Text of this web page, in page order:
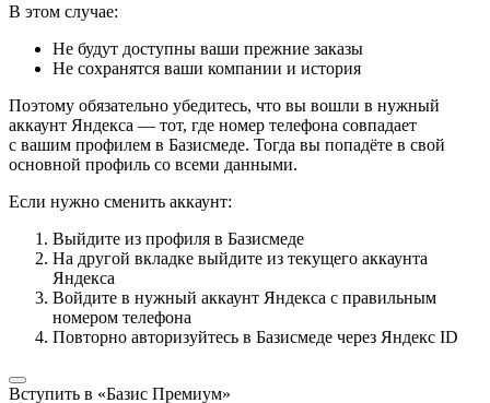
В этом случае:
Не будут доступны ваши прежние заказы
Не сохранятся ваши компании и история
Поэтому обязательно убедитесь, что вы вошли в нужный
аккаунт Яндекса — тот, где номер телефона совпадает
с вашим профилем в Базисмеде. Тогда вы попадёте в свой
основной профиль со всеми данными.
Если нужно сменить аккаунт:
Выйдите из профиля в Базисмеде
На другой вкладке выйдите из текущего аккаунта
Яндекса
Войдите в нужный аккаунт Яндекса с правильным
номером телефона
Повторно авторизуйтесь в Базисмеде через Яндекс ID
Вступить в «Базис Премиум»